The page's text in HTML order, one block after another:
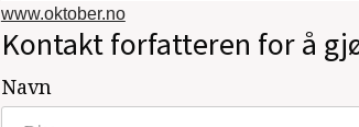
www.oktober.no
Kontakt forfatteren for å
Navn